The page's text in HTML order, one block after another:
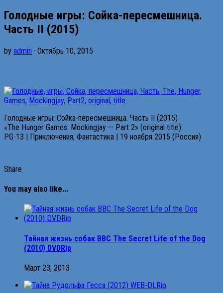
Голодные игры: Сойка-пересмешница.
Часть II (2015)
by admin · Октябрь 10, 2015
Голодные игры: Сойка-пересмешница. Часть II (2015)
«The Hunger Games: Mockingjay — Part 2» (original title)
PG-13 | Приключения, Фантастика | 19 ноября 2015 (Россия)
Share
You may also like...
Тайная жизнь собак BBC The Secret Life of the Dog
(2010) DVDRip
Март 23, 2013